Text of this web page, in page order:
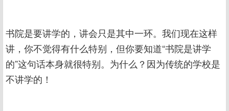
书院是要讲学的，讲会只是其中一环。我们现在这样
讲，你不觉得有什么特别，但你要知道“书院是讲学
的”这句话本身就很特别。为什么？因为传统的学校是
不讲学的！